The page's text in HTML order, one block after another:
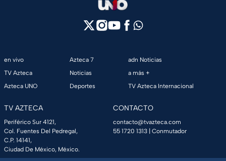
en vivo
TV Azteca
Azteca UNO
Azteca 7
Noticias
Deportes
adn Noticias
a más +
TV Azteca Internacional
TV AZTECA
Periférico Sur 4121,
Col. Fuentes Del Pedregal,
C.P. 14141,
Ciudad De México, México.
CONTACTO
contacto@tvazteca.com
55 1720 1313 | Conmutador